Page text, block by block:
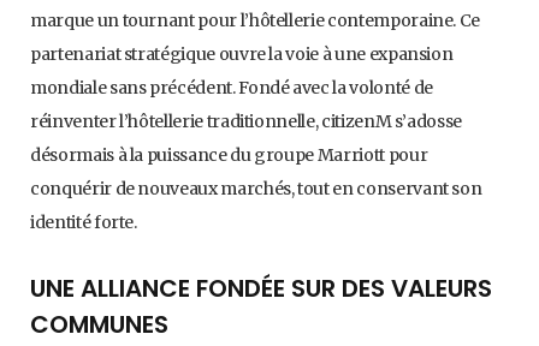
marque un tournant pour l’hôtellerie contemporaine. Ce
partenariat stratégique ouvre la voie à une expansion
mondiale sans précédent. Fondé avec la volonté de
réinventer l’hôtellerie traditionnelle, citizenM s’adosse
désormais à la puissance du groupe Marriott pour
conquérir de nouveaux marchés, tout en conservant son
identité forte.
UNE ALLIANCE FONDÉE SUR DES VALEURS
COMMUNES